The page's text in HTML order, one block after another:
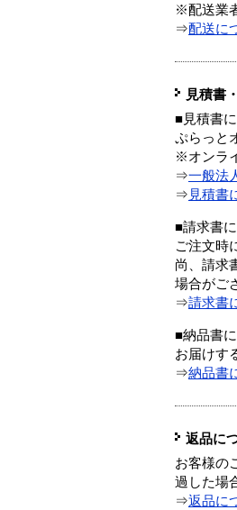
※配送業
⇒配送に
見積書
■見積書
ぷらっと
※オンラ
⇒一般法
⇒ 見積書
■請求書
ご注文時
尚、請求
場合がご
⇒請求書
■納品書
お届けす
⇒納品書
返品に
お客様の
過した場
⇒返品に